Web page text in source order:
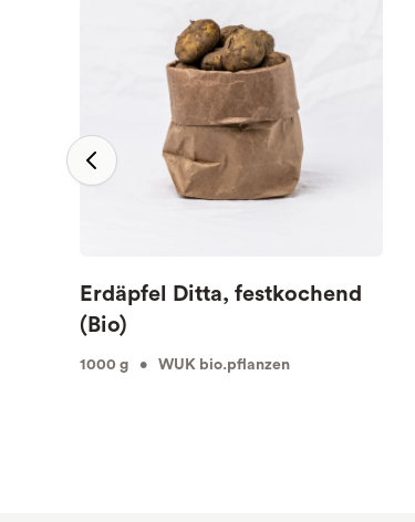
Erdäpfel Ditta, festkochend
(Bio)
1000 g • WUK bio.pflanzen